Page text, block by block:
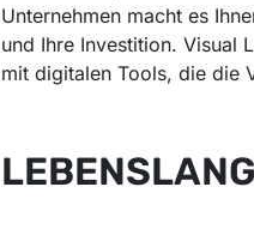
Unternehmen macht es
und Ihre Investition. Visual
mit digitalen Tools, die die